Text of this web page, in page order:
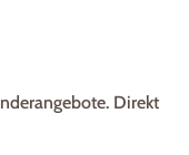
Direkt